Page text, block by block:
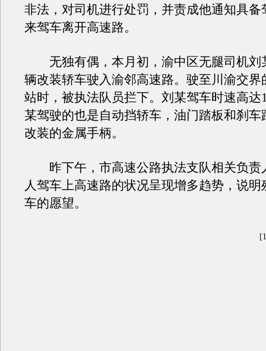
非法，对司机进行处罚，并责成他通知具备
来驾车离开高速路。
无独有偶，本月初，渝中区无腿司机刘
辆改装轿车驶入渝邻高速路。驶至川渝交界
站时，被执法队员拦下。刘某驾车时速高达
某驾驶的也是自动挡轿车，油门踏板和刹车
改装的金属手柄。
昨下午，市高速公路执法支队相关负责
人驾车上高速路的状况呈现增多趋势，说明
车的愿望。